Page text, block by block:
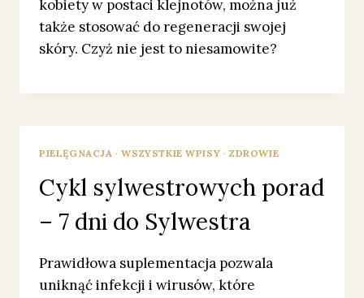
kobiety w postaci klejnotów, można już
także stosować do regeneracji swojej
skóry. Czyż nie jest to niesamowite?
PIELĘGNACJA ·WSZYSTKIE WPISY ·ZDROWIE
Cykl sylwestrowych porad
– 7 dni do Sylwestra
Prawidłowa suplementacja pozwala
uniknąć infekcji i wirusów, które